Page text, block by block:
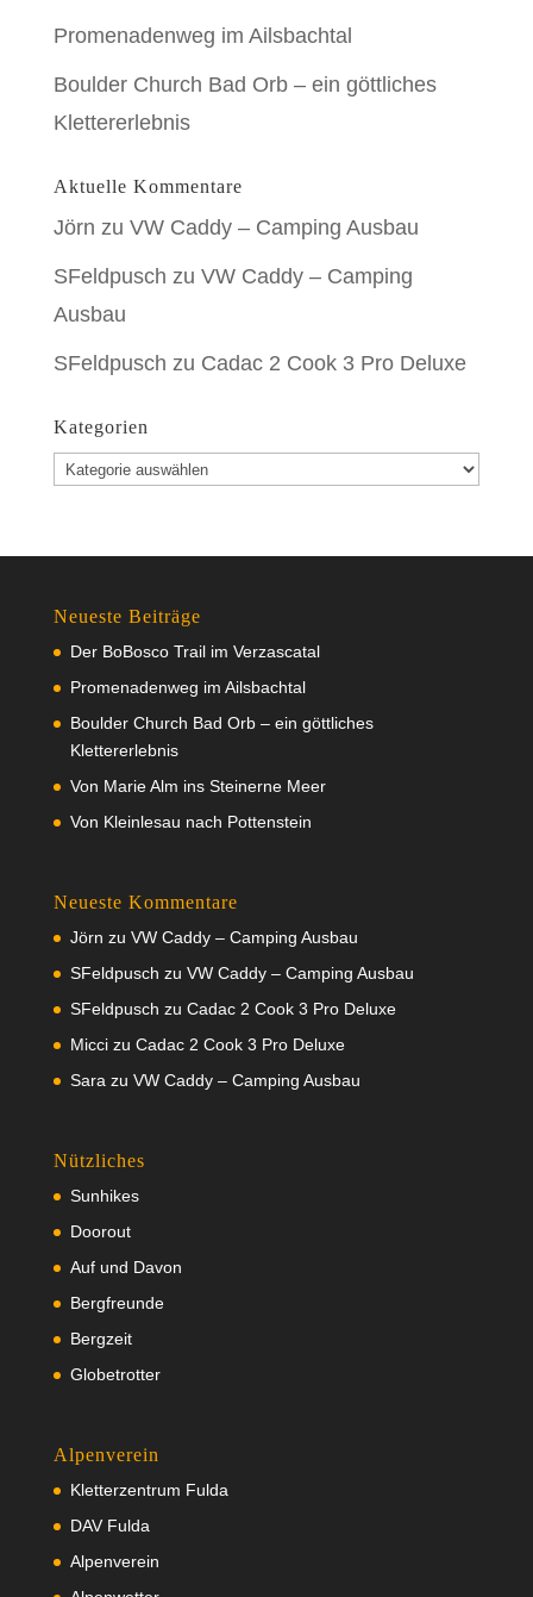
Promenadenweg im Ailsbachtal
Boulder Church Bad Orb – ein göttliches
Klettererlebnis
Aktuelle Kommentare
Jörn zu VW Caddy – Camping Ausbau
SFeldpusch zu VW Caddy – Camping
Ausbau
SFeldpusch zu Cadac 2 Cook 3 Pro Deluxe
Kategorien
Kategorien
Neueste Beiträge
Der BoBosco Trail im Verzascatal
Promenadenweg im Ailsbachtal
Boulder Church Bad Orb – ein göttliches
Klettererlebnis
Von Marie Alm ins Steinerne Meer
Von Kleinlesau nach Pottenstein
Neueste Kommentare
Jörn zu VW Caddy – Camping Ausbau
SFeldpusch zu VW Caddy – Camping Ausbau
SFeldpusch zu Cadac 2 Cook 3 Pro Deluxe
Miccizu Cadac 2 Cook 3 Pro Deluxe
Sara zu VW Caddy – Camping Ausbau
Nützliches
Sunhikes
Doorout
Auf und Davon
Bergfreunde
Bergzeit
Globetrotter
Alpenverein
Kletterzentrum Fulda
DAV Fulda
Alpenverein